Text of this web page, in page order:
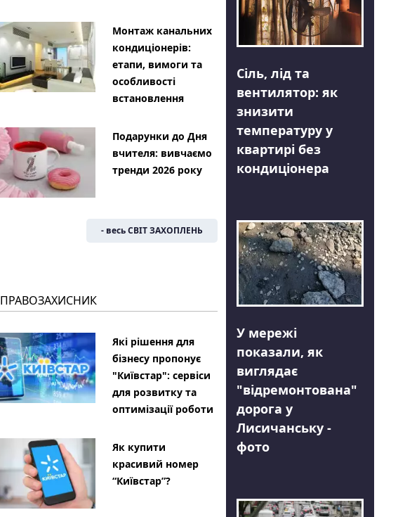
Монтаж канальних
кондиціонерів:
етапи, вимоги та
особливості
встановлення
Подарунки до Дня
вчителя: вивчаємо
тренди 2026 року
- весь СВІТ ЗАХОПЛЕНЬ
ПРАВОЗАХИСНИК
Які рішення для
бізнесу пропонує
"Київстар": сервіси
для розвитку та
оптимізації роботи
Як купити
красивий номер
“Київстар”?
Сіль, лід та
вентилятор: як
знизити
температуру у
квартирі без
кондиціонера
У мережі
показали, як
виглядає
"відремонтована"
дорога у
Лисичанську -
фото